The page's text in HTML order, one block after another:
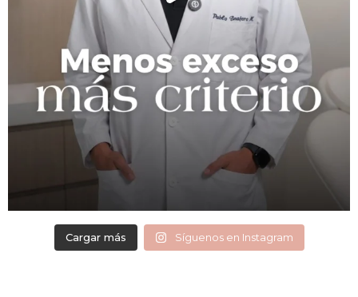
Cargar más Síguenos en Instagram